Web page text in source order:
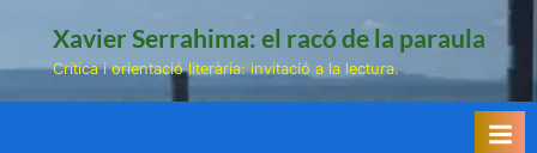
Xavier Serrahima: el racó de la paraula
Crítica i orientació literària: invitació a la lectura.